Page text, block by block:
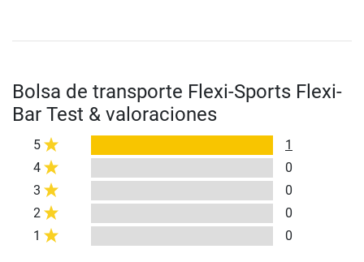
Bolsa de transporte Flexi-Sports Flexi-
Bar Test & valoraciones
5
1
4
0
3
0
2
0
1
0